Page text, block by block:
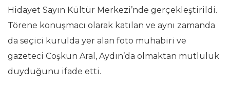
Hidayet Sayın Kültür Merkezi’nde gerçekleştirildi.
Törene konuşmacı olarak katılan ve aynı zamanda
da seçici kurulda yer alan foto muhabiri ve
gazeteci Coşkun Aral, Aydın’da olmaktan mutluluk
duyduğunu ifade etti.